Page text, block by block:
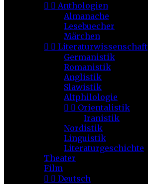
  Anthologien
Almanache
Lesebuecher
Märchen
  Literaturwissenschaft
Germanistik
Romanistik
Anglistik
Slawistik
Altphilologie
  Orientalistik
Iranistik
Nordistik
Linguistik
Literaturgeschichte
Theater
Film
  Deutsch